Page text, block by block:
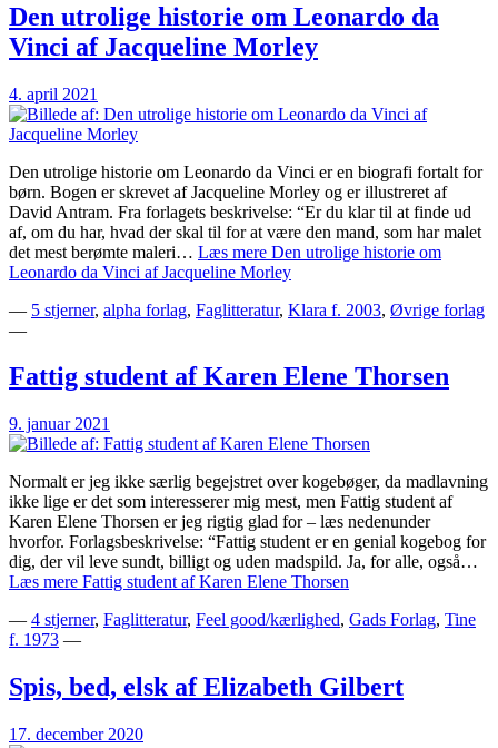
Den utrolige historie om Leonardo da
Vinci af Jacqueline Morley
4. april 2021
Den utrolige historie om Leonardo da Vinci er en biografi fortalt for
børn. Bogen er skrevet af Jacqueline Morley og er illustreret af
David Antram. Fra forlagets beskrivelse: “Er du klar til at finde ud
af, om du har, hvad der skal til for at være den mand, som har malet
det mest berømte maleri… Læs mere Den utrolige historie om
Leonardo da Vinci af Jacqueline Morley
— 5 stjerner, alpha forlag, Faglitteratur, Klara f. 2003, Øvrige forlag
—
Fattig student af Karen Elene Thorsen
9. januar 2021
Normalt er jeg ikke særlig begejstret over kogebøger, da madlavning
ikke lige er det som interesserer mig mest, men Fattig student af
Karen Elene Thorsen er jeg rigtig glad for – læs nedenunder
hvorfor. Forlagsbeskrivelse: “Fattig student er en genial kogebog for
dig, der vil leve sundt, billigt og uden madspild. Ja, for alle, også…
Læs mere Fattig student af Karen Elene Thorsen
— 4 stjerner, Faglitteratur, Feel good/kærlighed, Gads Forlag, Tine
f. 1973 —
Spis, bed, elsk af Elizabeth Gilbert
17. december 2020